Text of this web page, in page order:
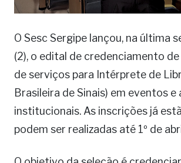
O Sesc Sergipe lançou, na última
(2), o edital de credenciamento
de serviços para Intérprete de
Brasileira de Sinais) em eventos
institucionais. As inscrições já
podem ser realizadas até 1º de